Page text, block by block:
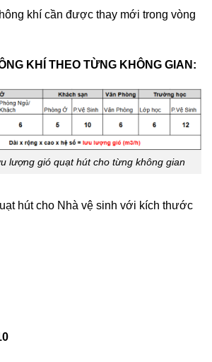
khí cần được thay mới trong vòng
KHÍ THEO TỪNG KHÔNG GIAN:
lượng gió quạt hút cho từng không gian
hút cho Nhà vệ sinh với kích thước